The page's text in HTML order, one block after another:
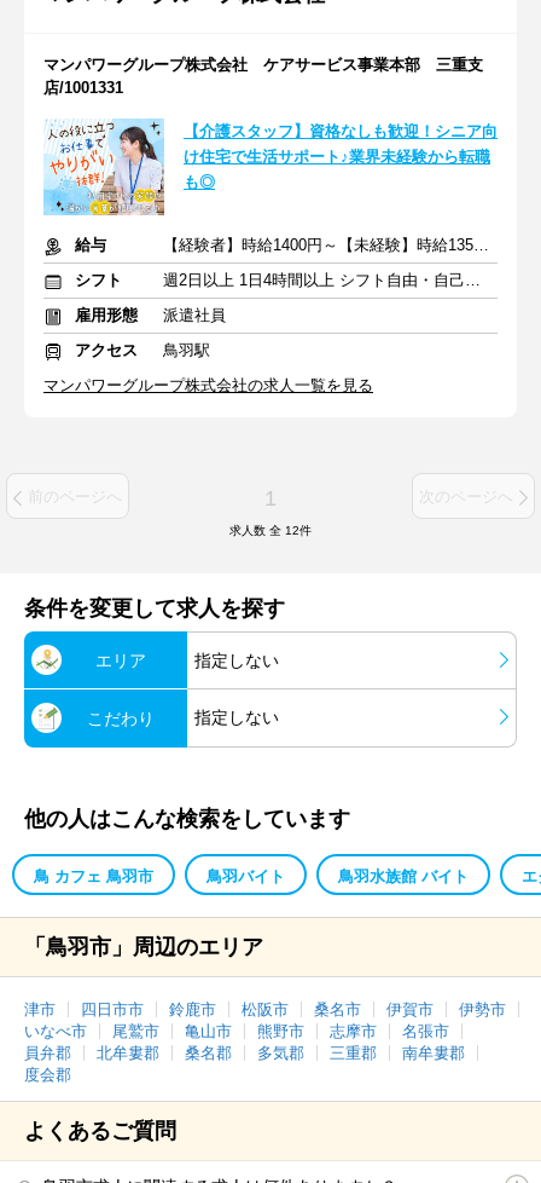
マンパワーグループ株式会社 ケアサービス事業本部 三重支
店/1001331
【介護スタッフ】資格なしも歓迎！シニア向
け住宅で生活サポート♪業界未経験から転職
も◎
給与
【経験者】時給1400円～【未経験】時給1350円～ ※交通費全額
シフト
週2日以上 1日4時間以上 シフト自由・自己申告
雇用形態
派遣社員
アクセス
鳥羽駅
マンパワーグループ株式会社の求人一覧を見る
前のページへ 1 次のページへ
求人数 全 12件
条件を変更して求人を探す
エリア 指定しない
こだわり 指定しない
他の人はこんな検索をしています
鳥 カフェ 鳥羽市 鳥羽バイト 鳥羽水族館 バイト
「鳥羽市」周辺のエリア
津市 四日市市 鈴鹿市 松阪市 桑名市 伊賀市
伊勢市
いなべ市
尾鷲市 亀山市 熊野市 志摩市
名張市
員弁郡
北牟婁郡 桑名郡 多気郡 三重郡
南牟婁郡
度会郡
よくあるご質問